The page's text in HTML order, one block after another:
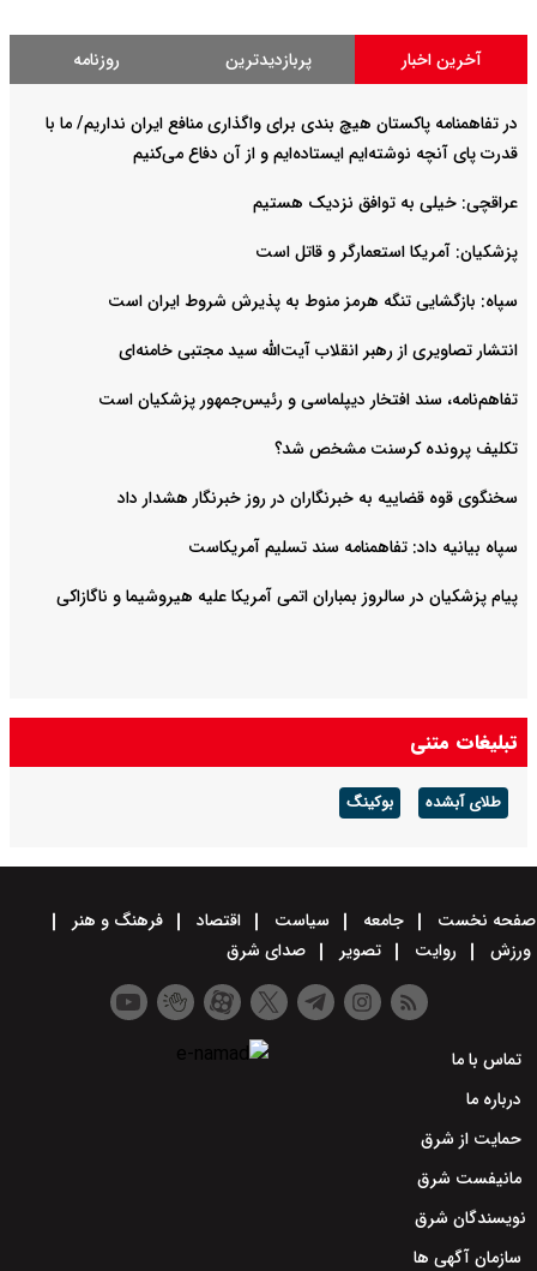
آخرین اخبار پربازدیدترین روزنامه
در تفاهمنامه پاکستان هیچ بندی برای واگذاری منافع ایران نداریم/ ما با
قدرت پای آنچه نوشته‌ایم ایستاده‌ایم و از آن دفاع می‌کنیم
عراقچی: خیلی به توافق نزدیک هستیم
پزشکیان: آمریکا استعمارگر و قاتل است
سپاه: بازگشایی تنگه هرمز منوط به پذیرش شروط ایران است
انتشار تصاویری از رهبر انقلاب آیت‌الله سید مجتبی خامنه‌ای
تفاهم‌نامه، سند افتخار دیپلماسی و رئیس‌جمهور پزشکیان است
تکلیف پرونده کرسنت مشخص شد؟
سخنگوی قوه قضاییه به خبرنگاران در روز خبرنگار هشدار داد
سپاه بیانیه داد: تفاهمنامه سند تسلیم آمریکاست
پیام پزشکیان در سالروز بمباران اتمی آمریکا علیه هیروشیما و ناگازاکی
تبلیغات متنی
طلای آبشده بوکینگ
صفحه نخست جامعه سیاست اقتصاد
فرهنگ و هنر
ورزش
روایت تصویر صدای شرق
تماس با ما
درباره ما
حمایت از شرق
مانیفست شرق
نویسندگان شرق
سازمان آگهی ها